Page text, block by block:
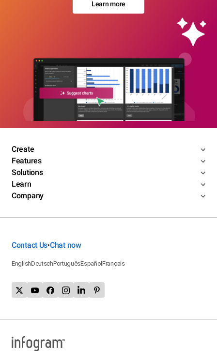
Learn more
Create
Features
Solutions
Learn
Company
Contact Us•Chat now
EnglishDeutschPortuguêsEspañolFrançais